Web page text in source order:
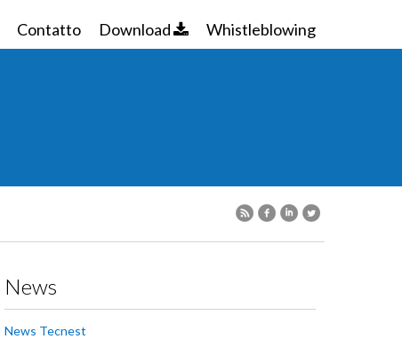
Contatto Download Whistleblowing
News
News Tecnest